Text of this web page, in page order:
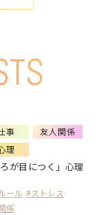
事
友人関係
理
が目につく」心理
ール #ストレス
係